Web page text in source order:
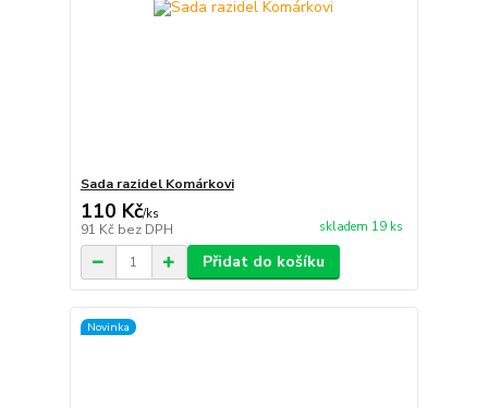
Sada razidel Komárkovi
110 Kč/ks
91 Kč bez DPH skladem 19 ks
Přidat do košíku
Novinka